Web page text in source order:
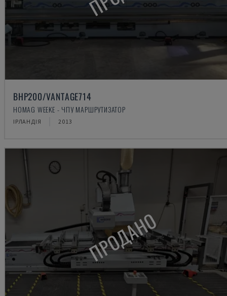
BHP200/VANTAGE714
HOMAG WEEKE - ЧПУ МАРШРУТИЗАТОР
ІРЛАНДІЯ 2013
ПРОДАНО